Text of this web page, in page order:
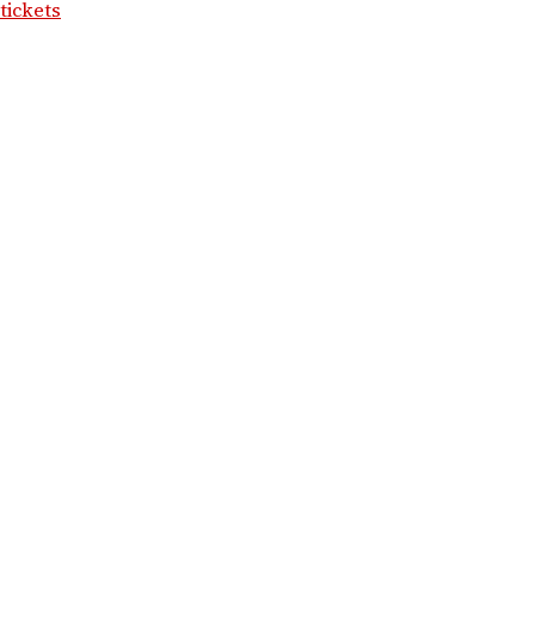
tickets